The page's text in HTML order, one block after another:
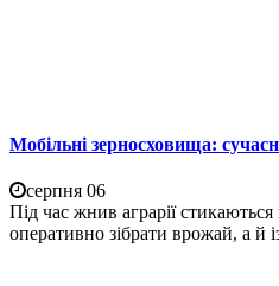
Мобільні зерносховища:
серпня 06
Під час жнив аграрії
оперативно зібрати врожай, а й